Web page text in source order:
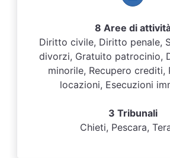
8 Aree di
Diritto civile, Diritto penale,
divorzi, Gratuito patrocinio,
minorile, Recupero crediti,
locazioni, Esecuzioni
3 Tribunali
Chieti, Pescara,